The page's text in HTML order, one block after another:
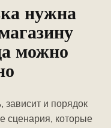
нужна
можно
зависит и порядок
сценария, которые